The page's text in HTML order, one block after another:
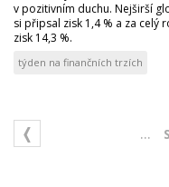
v pozitivním duchu. Nejširší
si připsal zisk 1,4 % a za celý
zisk 14,3 %.
týden na finančních trzích
...